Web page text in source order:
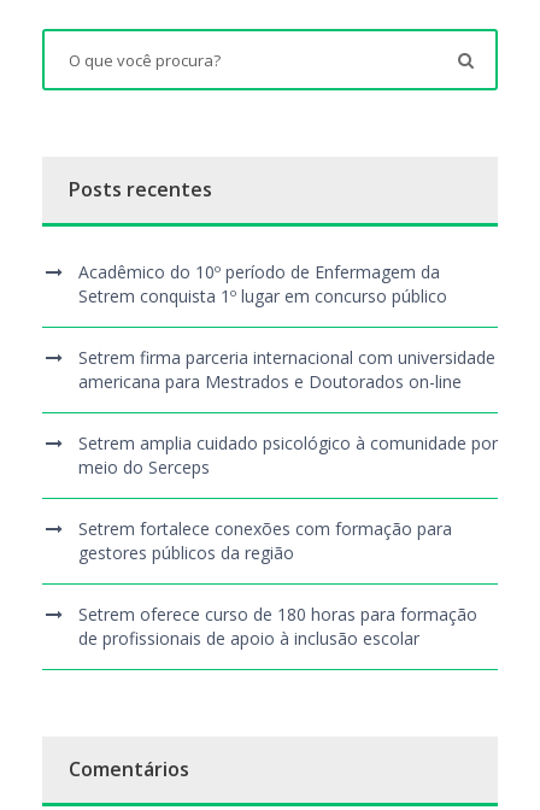
Posts recentes
Acadêmico do 10º período de Enfermagem da
Setrem conquista 1º lugar em concurso público
Setrem firma parceria internacional com universidade
americana para Mestrados e Doutorados on-line
Setrem amplia cuidado psicológico à comunidade por
meio do Serceps
Setrem fortalece conexões com formação para
gestores públicos da região
Setrem oferece curso de 180 horas para formação
de profissionais de apoio à inclusão escolar
Comentários